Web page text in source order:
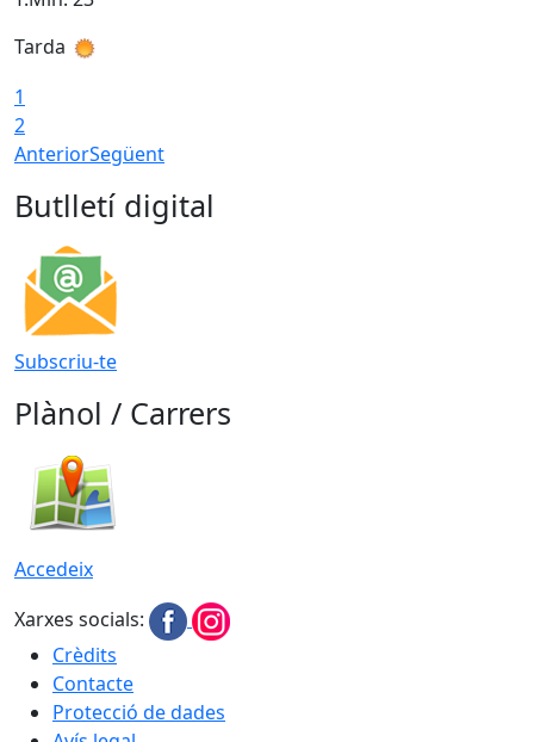
Tarda
1
2
AnteriorSegüent
Butlletí digital
Subscriu-te
Plànol / Carrers
Accedeix
Xarxes socials:
Crèdits
Contacte
Protecció de dades